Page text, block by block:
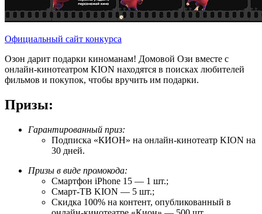
Официальный сайт конкурса
Озон дарит подарки киноманам! Домовой Ози вместе с
онлайн-кинотеатром KION находятся в поисках любителей
фильмов и покупок, чтобы вручить им подарки.
Призы:
Гарантированный приз:
Подписка «КИОН» на онлайн-кинотеатр KION на
30 дней.
Призы в виде промокода:
Смартфон iPhone 15 — 1 шт.;
Смарт-ТВ KION — 5 шт.;
Скидка 100% на контент, опубликованный в